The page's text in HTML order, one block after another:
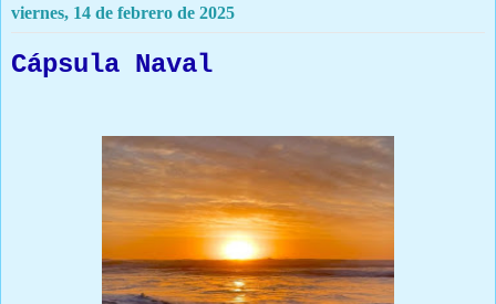
viernes, 14 de febrero de 2025
Cápsula Naval